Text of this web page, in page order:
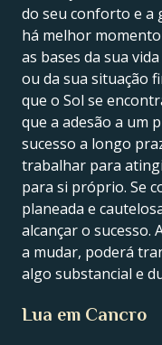
do seu conforto e a
há melhor
as bases da sua
ou da sua situação
que o Sol se
que a adesão a um
sucesso a longo
trabalhar para
para si próprio. Se
planeada e
alcançar o sucesso.
a mudar, poderá
algo substancial e
Lua em Cancro